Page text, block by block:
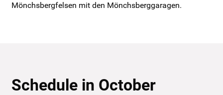
Mönchsbergfelsen mit den Mönchsberggaragen.
Schedule in October